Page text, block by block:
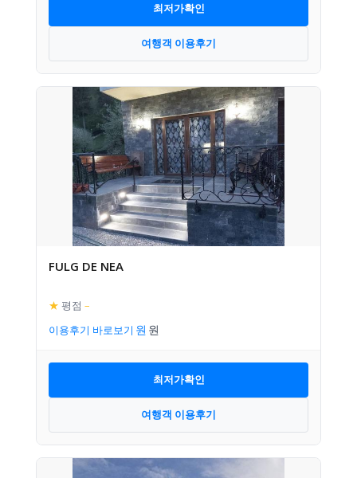
최저가확인
여행객 이용후기
FULG DE NEA
★ 평점 –
이용후기 바로보기
최저가확인
여행객 이용후기